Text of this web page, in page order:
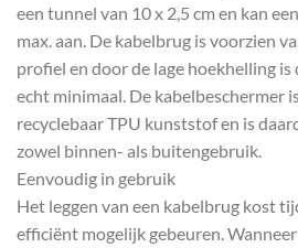
een tunnel van 10 x 2,5 cm en kan
max. aan. De kabelbrug is voorzien
profiel en door de lage hoekhelling is
echt minimaal. De kabelbeschermer
recyclebaar TPU kunststof en is
zowel binnen- als buitengebruik.
Eenvoudig in gebruik
Het leggen van een kabelbrug kost
efficiënt mogelijk gebeuren.